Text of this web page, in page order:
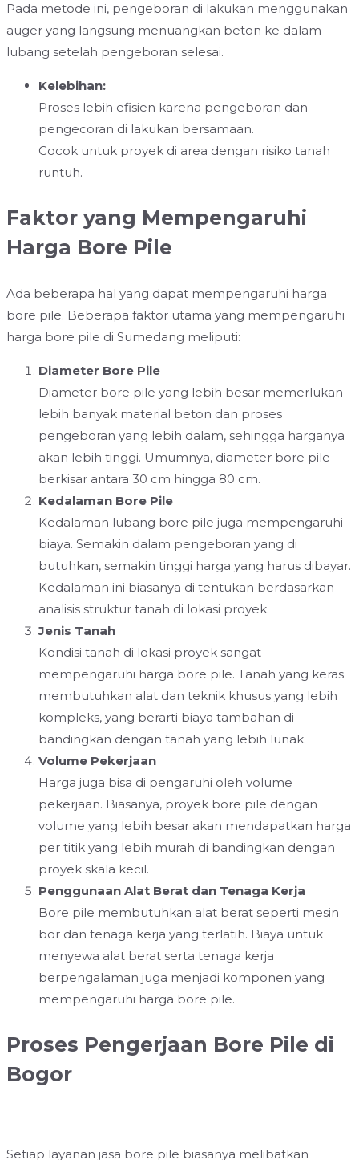
Pada metode ini, pengeboran di lakukan menggunakan
auger yang langsung menuangkan beton ke dalam
lubang setelah pengeboran selesai.
Kelebihan:
Proses lebih efisien karena pengeboran dan
pengecoran di lakukan bersamaan.
Cocok untuk proyek di area dengan risiko tanah
runtuh.
Faktor yang Mempengaruhi
Harga Bore Pile
Ada beberapa hal yang dapat mempengaruhi harga
bore pile. Beberapa faktor utama yang mempengaruhi
harga bore pile di Sumedang meliputi:
Diameter Bore Pile
Diameter bore pile yang lebih besar memerlukan
lebih banyak material beton dan proses
pengeboran yang lebih dalam, sehingga harganya
akan lebih tinggi. Umumnya, diameter bore pile
berkisar antara 30 cm hingga 80 cm.
Kedalaman Bore Pile
Kedalaman lubang bore pile juga mempengaruhi
biaya. Semakin dalam pengeboran yang di
butuhkan, semakin tinggi harga yang harus dibayar.
Kedalaman ini biasanya di tentukan berdasarkan
analisis struktur tanah di lokasi proyek.
Jenis Tanah
Kondisi tanah di lokasi proyek sangat
mempengaruhi harga bore pile. Tanah yang keras
membutuhkan alat dan teknik khusus yang lebih
kompleks, yang berarti biaya tambahan di
bandingkan dengan tanah yang lebih lunak.
Volume Pekerjaan
Harga juga bisa di pengaruhi oleh volume
pekerjaan. Biasanya, proyek bore pile dengan
volume yang lebih besar akan mendapatkan harga
per titik yang lebih murah di bandingkan dengan
proyek skala kecil.
Penggunaan Alat Berat dan Tenaga Kerja
Bore pile membutuhkan alat berat seperti mesin
bor dan tenaga kerja yang terlatih. Biaya untuk
menyewa alat berat serta tenaga kerja
berpengalaman juga menjadi komponen yang
mempengaruhi harga bore pile.
Proses Pengerjaan Bore Pile di
Bogor
Setiap layanan jasa bore pile biasanya melibatkan